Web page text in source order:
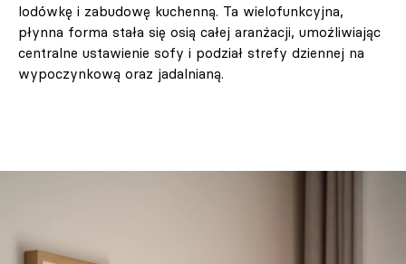
lodówkę i zabudowę kuchenną. Ta wielofunkcyjna,
płynna forma stała się osią całej aranżacji, umożliwiając
centralne ustawienie sofy i podział strefy dziennej na
wypoczynkową oraz jadalnianą.